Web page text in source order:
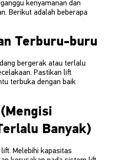
kenyamanan dan
Berikut adalah beberapa
Terburu-buru
bergerak atau terlalu
Pastikan lift
terbuka dengan baik
Banyak)
Melebihi kapasitas